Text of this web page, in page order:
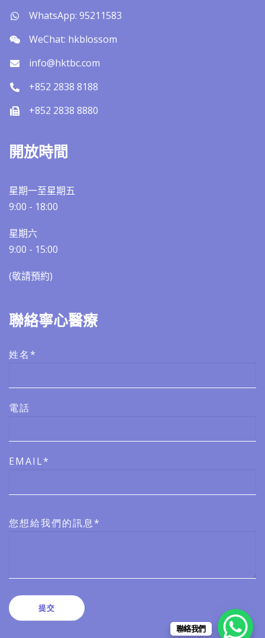
WhatsApp: 95211583
WeChat: hkblossom
info@hktbc.com
+852 2838 8188
+852 2838 8880
開放時間
星期一至星期五
9:00 - 18:00
星期六
9:00 - 15:00
(敬請預約)​​
聯絡寧心醫療
姓名*
電話
EMAIL*
您想給我們的訊息*
聯絡我們